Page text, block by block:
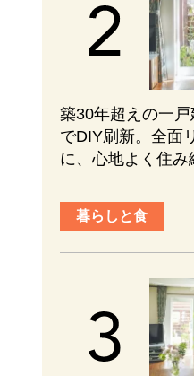
築30年超えの一
でDIY刷新。全面
に、心地よく住
暮らしと食